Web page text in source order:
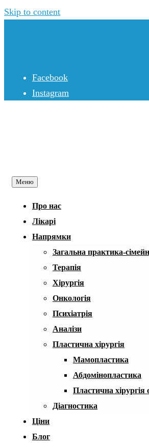
Skip to content
Facebook
Instagram
Меню
Про нас
Лікарі
Напрямки
Загальна практика-
Терапія
Хірургія
Онкологія
Психіатрія
Аналізи
Пластична хірургія
Мамопластика
Абдомінопластика
Пластична хірургія
Діагностика
Ціни
Блог